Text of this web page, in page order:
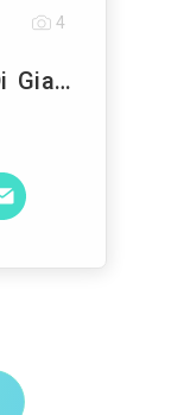
G&s Interior Design Di Giancarlo Primo
4